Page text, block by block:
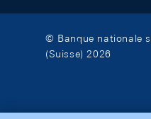
© Banque nationale
(Suisse) 2026